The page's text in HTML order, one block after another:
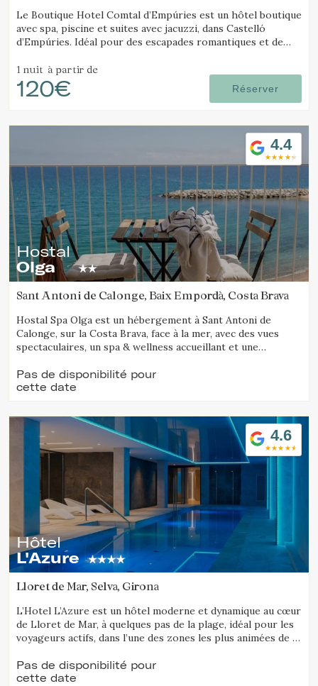
Le Boutique Hotel Comtal d’Empúries est un hôtel boutique
avec spa, piscine et suites avec jacuzzi, dans Castelló
d’Empúries. Idéal pour des escapades romantiques et de
1 nuit à partir de
120€ Réserver
4.4
Hostal
Olga
Sant Antoni de Calonge, Baix Empordà, Costa Brava
Hostal Spa Olga est un hébergement à Sant Antoni de
Calonge, sur la Costa Brava, face à la mer, avec des vues
spectaculaires, un spa & wellness accueillant et une
Pas de disponibilité pour
cette date
4.6
Hôtel
L'Azure
Lloret de Mar, Selva, Girona
L’Hotel L’Azure est un hôtel moderne et dynamique au cœur
de Lloret de Mar, à quelques pas de la plage, idéal pour les
voyageurs actifs, dans l’une des zones les plus animées de la
Pas de disponibilité pour
cette date